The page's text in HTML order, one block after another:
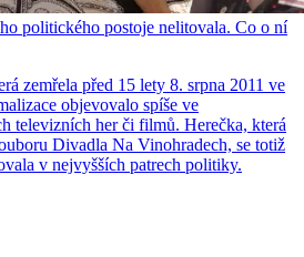
politického postoje nelitovala. Co o ní
zemřela před 15 lety 8. srpna 2011 ve
objevovalo spíše ve
televizních her či filmů. Herečka, která
Divadla Na Vinohradech, se totiž
v nejvyšších patrech politiky.